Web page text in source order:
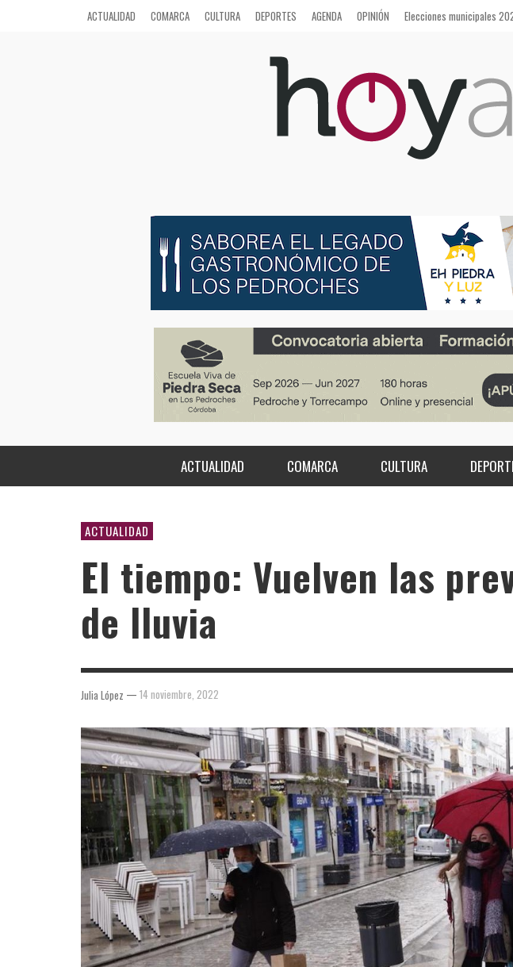
ACTUALIDAD COMARCA CULTURA DEPORTES AGENDA OPINIÓN Elecciones municipales
ACTUALIDAD COMARCA CULTURA
ACTUALIDAD
El tiempo: Vuelven las
de lluvia
Julia López — 14 noviembre, 2022